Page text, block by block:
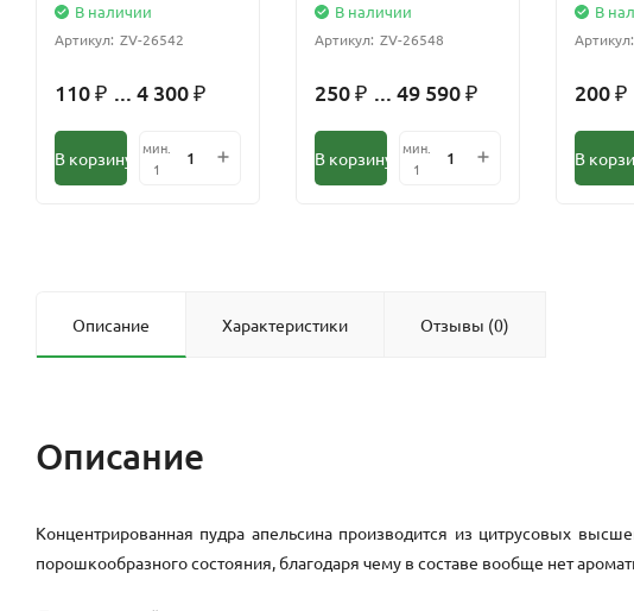
В наличии
Артикул: ZV-26542
110 ₽ ... 4 300 ₽
В корзину
мин.
1
В наличии
Артикул: ZV-26548
250 ₽ ... 49 590 ₽
В корзину
мин.
1
В
Артикул:
200 ₽
В
Описание Характеристики Отзывы (0)
Описание
Концентрированная пудра апельсина производится из цитрусовых
порошкообразного состояния, благодаря чему в составе вообще нет